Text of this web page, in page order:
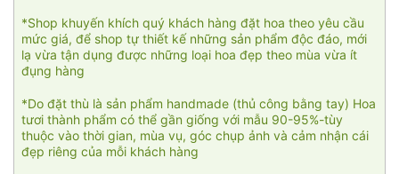
*Shop khuyến khích quý khách hàng đặt hoa theo yêu cầu
mức giá, để shop tự thiết kế những sản phẩm độc đáo, mới
lạ vừa tận dụng được những loại hoa đẹp theo mùa vừa ít
đụng hàng
*Do đặt thù là sản phẩm handmade (thủ công bằng tay) Hoa
tươi thành phẩm có thể gần giống với mẫu 90-95%-tùy
thuộc vào thời gian, mùa vụ, góc chụp ảnh và cảm nhận cái
đẹp riêng của mỗi khách hàng